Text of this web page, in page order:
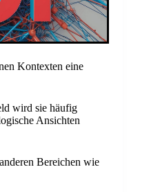
Kontexten eine
wird sie häufig
Ansichten
Bereichen wie